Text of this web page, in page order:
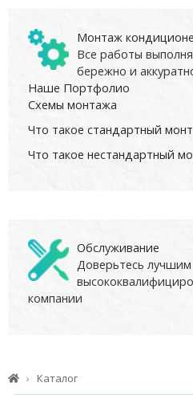
Монтаж
Все работы
бережно и
Наше Портфолио
Схемы монтажа
Что такое стандартный
Что такое нестандартный
Обслуживание
Доверьтесь лучшим
компании
Каталог